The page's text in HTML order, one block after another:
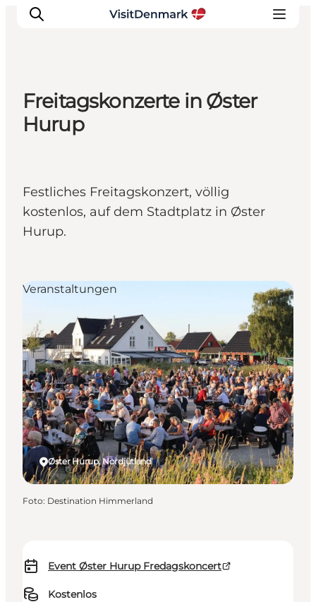
Inspiration
Regionen
Reiseplanung
Freitagskonzerte in Øster
Hurup
Festliches Freitagskonzert, völlig
kostenlos, auf dem Stadtplatz in Øster
Hurup.
Event Øster Hurup Fredagskoncert
Kostenlos
Øster Hurup, Nordjütland
Veranstaltungen
Foto: Destination Himmerland